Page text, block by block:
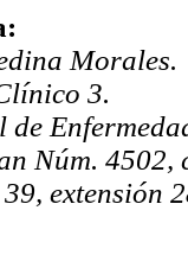
Morales.
3.
Núm. 4502,
extensión